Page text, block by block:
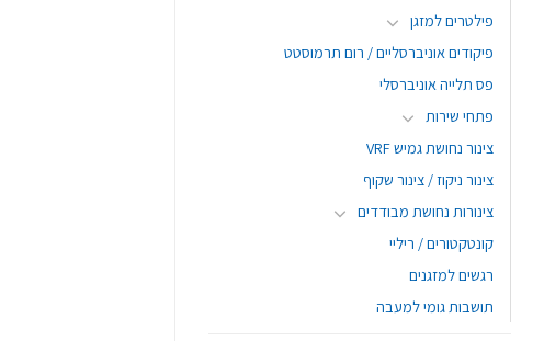
פילטרים למזגן
פיקודים אוניברסליים / רום תרמוסטט
פס תלייה אוניברסלי
פתחי שירות
צינור נחושת גמיש VRF
צינור ניקוז / צינור שקוף
צינורות נחושת מבודדים
קונטקטורים / ריליי
רגשים למזגנים
תושבות גומי למעבה